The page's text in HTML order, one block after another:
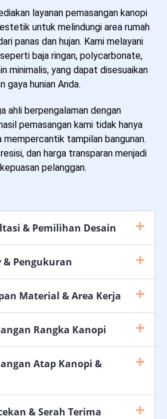
layanan pemasangan kanopi
untuk melindungi area rumah
panas dan hujan. Kami melayani
baja ringan, polycarbonate,
minimalis, yang dapat disesuaikan
gaya hunian Anda.
ahli berpengalaman dengan
pemasangan kami tidak hanya
tampilan bangunan.
dan harga transparan menjadi
pelanggan.
& Pemilihan Desain
& Pengukuran
Material & Area Kerja
Rangka Kanopi
Atap Kanopi &
& Serah Terima